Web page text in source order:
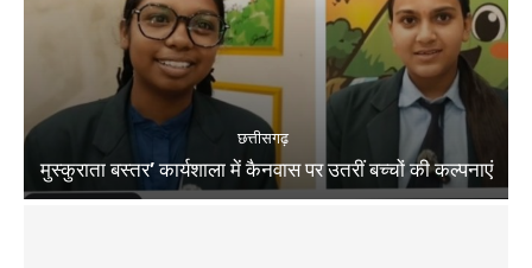
छत्तीसगढ़
मुस्कुराता बस्तर’ कार्यशाला में कैनवास पर उतरीं बच्चों की कल्पनाएं